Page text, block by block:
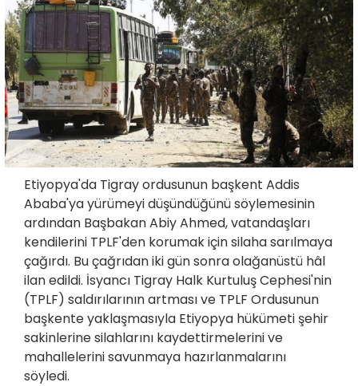
Etiyopya'da Tigray ordusunun başkent Addis
Ababa'ya yürümeyi düşündüğünü söylemesinin
ardından Başbakan Abiy Ahmed, vatandaşları
kendilerini TPLF'den korumak için silaha sarılmaya
çağırdı. Bu çağrıdan iki gün sonra olağanüstü hâl
ilan edildi. İsyancı Tigray Halk Kurtuluş Cephesi'nin
(TPLF) saldırılarının artması ve TPLF Ordusunun
başkente yaklaşmasıyla Etiyopya hükümeti şehir
sakinlerine silahlarını kaydettirmelerini ve
mahallelerini savunmaya hazırlanmalarını
söyledi.